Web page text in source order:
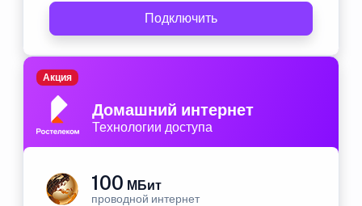
Подключить
Домашний интернет
Технологии доступа
Акция
100 МБит
проводной интернет